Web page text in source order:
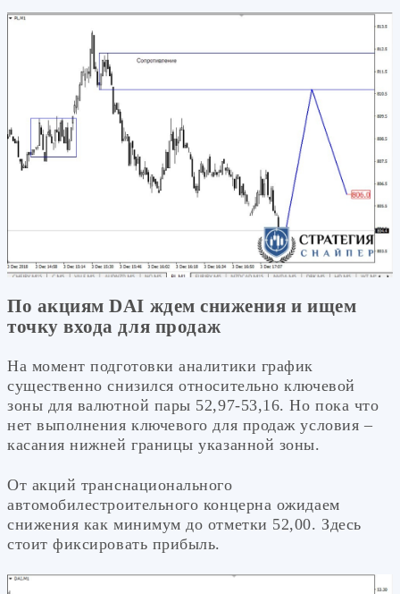
По акциям DAI ждем снижения и ищем
точку входа для продаж
На момент подготовки аналитики график
существенно снизился относительно ключевой
зоны для валютной пары 52,97-53,16. Но пока что
нет выполнения ключевого для продаж условия –
касания нижней границы указанной зоны.
От акций транснационального
автомобилестроительного концерна ожидаем
снижения как минимум до отметки 52,00. Здесь
стоит фиксировать прибыль.